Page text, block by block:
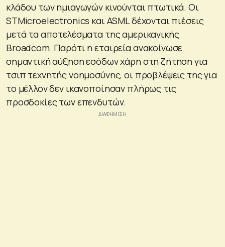
κλάδου των ημιαγωγών κινούνται πτωτικά. Οι
STMicroelectronics και ASML δέχονται πιέσεις
μετά τα αποτελέσματα της αμερικανικής
Broadcom. Παρότι η εταιρεία ανακοίνωσε
σημαντική αύξηση εσόδων χάρη στη ζήτηση για
τσιπ τεχνητής νοημοσύνης, οι προβλέψεις της για
το μέλλον δεν ικανοποίησαν πλήρως τις
προσδοκίες των επενδυτών.